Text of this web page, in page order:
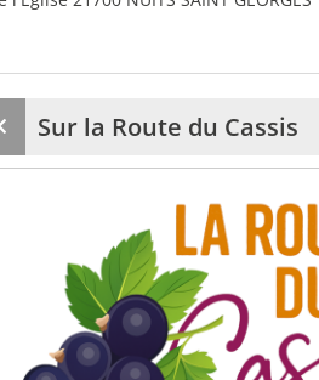
Produit
précédent
Sur la Route du Cassis